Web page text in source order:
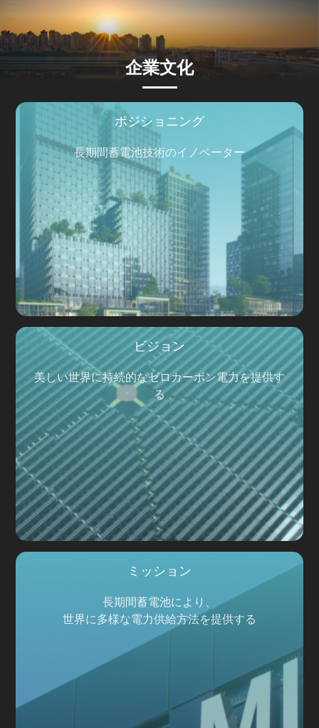
企業文化
ポジショニング
長期間蓄電池技術のイノベーター
ビジョン
美しい世界に持続的なゼロカーボン電力を提供す
る
ミッション
長期間蓄電池により、
世界に多様な電力供給方法を提供する